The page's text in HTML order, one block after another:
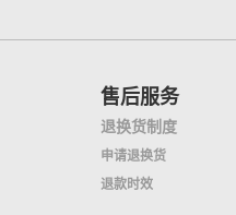
售后服务
退换货制度
申请退换货
退款时效